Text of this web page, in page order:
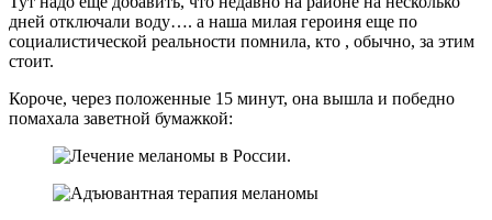
дней отключали воду…. а наша милая героиня еще по
социалистической реальности помнила, кто , обычно, за этим
стоит.
Короче, через положенные 15 минут, она вышла и победно
помахала заветной бумажкой: